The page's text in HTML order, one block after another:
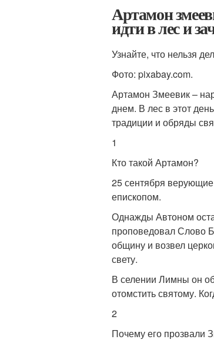
Артамон
идти в лес и
Узнайте, что нельзя
Фото: pixabay.com.
Артамон Змеевик –
днем. В лес в этот
традиции и обряды
1
Кто такой Артамон?
25 сентября
епископом.
Однажды Автоном
проповедовал Слово
общину и возвел
свету.
В селении Лимны он
отомстить святому.
2
Почему его прозвали